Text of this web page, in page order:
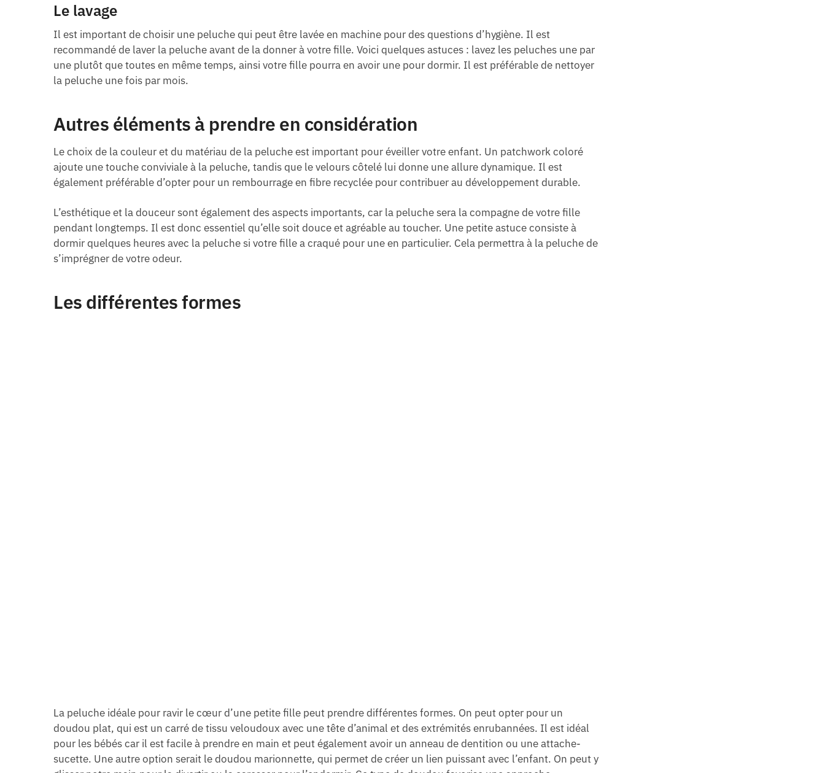
Le lavage
Il est important de choisir une peluche qui peut être lavée en machine pour des questions d’hygiène. Il est
recommandé de laver la peluche avant de la donner à votre fille. Voici quelques astuces : lavez les peluches une par
une plutôt que toutes en même temps, ainsi votre fille pourra en avoir une pour dormir. Il est préférable de nettoyer
la peluche une fois par mois.
Autres éléments à prendre en considération
Le choix de la couleur et du matériau de la peluche est important pour éveiller votre enfant. Un patchwork coloré
ajoute une touche conviviale à la peluche, tandis que le velours côtelé lui donne une allure dynamique. Il est
également préférable d’opter pour un rembourrage en fibre recyclée pour contribuer au développement durable.
L’esthétique et la douceur sont également des aspects importants, car la peluche sera la compagne de votre fille
pendant longtemps. Il est donc essentiel qu’elle soit douce et agréable au toucher. Une petite astuce consiste à
dormir quelques heures avec la peluche si votre fille a craqué pour une en particulier. Cela permettra à la peluche de
s’imprégner de votre odeur.
Les différentes formes
La peluche idéale pour ravir le cœur d’une petite fille peut prendre différentes formes. On peut opter pour un
doudou plat, qui est un carré de tissu veloudoux avec une tête d’animal et des extrémités enrubannées. Il est idéal
pour les bébés car il est facile à prendre en main et peut également avoir un anneau de dentition ou une attache-
sucette. Une autre option serait le doudou marionnette, qui permet de créer un lien puissant avec l’enfant. On peut y